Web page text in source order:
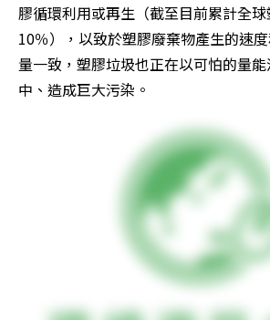
膠循環利用或再生（截至目前累計全
10％），以致於塑膠廢棄物產生的速
量一致，塑膠垃圾也正在以可怕的量
中、造成巨大污染。